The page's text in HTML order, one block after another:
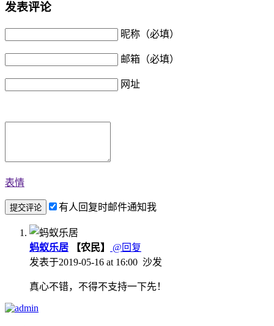
发表评论
昵称（必填）
邮箱（必填）
网址
表情
有人回复时邮件通知我
蚂蚁乐居 【农民】
@回复
发表于2019-05-16 at 16:00 沙发
真心不错，不得不支持一下先！